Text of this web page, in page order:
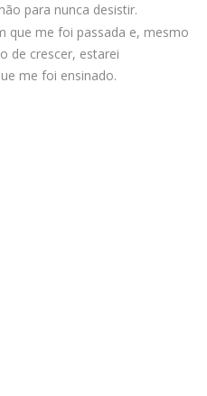
para nunca desistir.
que me foi passada e, mesmo
de crescer, estarei
me foi ensinado.